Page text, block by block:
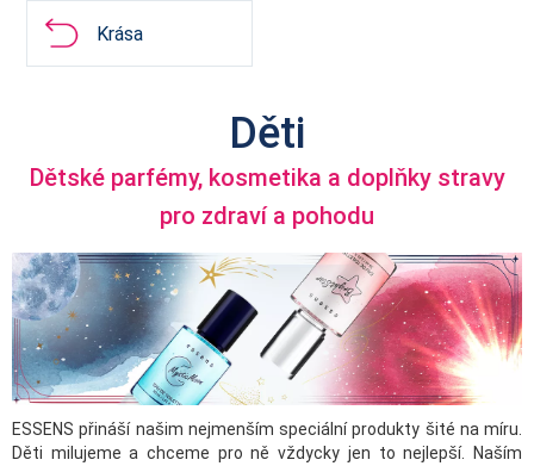
Krása
Děti
Dětské parfémy, kosmetika a doplňky stravy
pro zdraví a pohodu
ESSENS přináší našim nejmenším speciální produkty šité na míru.
Děti milujeme a chceme pro ně vždycky jen to nejlepší. Naším